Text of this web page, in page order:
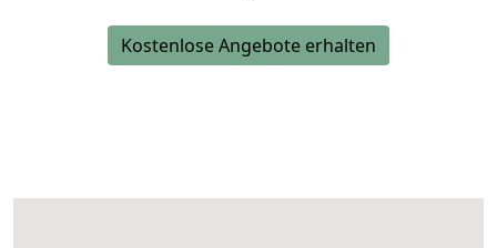
Kostenlose Angebote erhalten